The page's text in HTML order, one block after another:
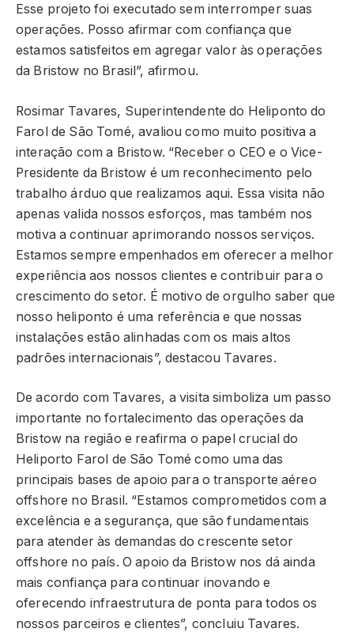
Esse projeto foi executado sem interromper suas
operações. Posso afirmar com confiança que
estamos satisfeitos em agregar valor às operações
da Bristow no Brasil”, afirmou.
Rosimar Tavares, Superintendente do Heliponto do
Farol de São Tomé, avaliou como muito positiva a
interação com a Bristow. “Receber o CEO e o Vice-
Presidente da Bristow é um reconhecimento pelo
trabalho árduo que realizamos aqui. Essa visita não
apenas valida nossos esforços, mas também nos
motiva a continuar aprimorando nossos serviços.
Estamos sempre empenhados em oferecer a melhor
experiência aos nossos clientes e contribuir para o
crescimento do setor. É motivo de orgulho saber que
nosso heliponto é uma referência e que nossas
instalações estão alinhadas com os mais altos
padrões internacionais”, destacou Tavares.
De acordo com Tavares, a visita simboliza um passo
importante no fortalecimento das operações da
Bristow na região e reafirma o papel crucial do
Heliporto Farol de São Tomé como uma das
principais bases de apoio para o transporte aéreo
offshore no Brasil. “Estamos comprometidos com a
excelência e a segurança, que são fundamentais
para atender às demandas do crescente setor
offshore no país. O apoio da Bristow nos dá ainda
mais confiança para continuar inovando e
oferecendo infraestrutura de ponta para todos os
nossos parceiros e clientes”, concluiu Tavares.